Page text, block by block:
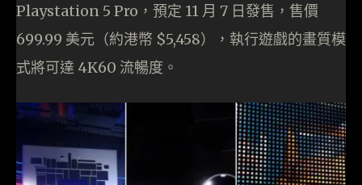
Playstation 5 Pro，預定 11 月 7 日發售，售價
699.99 美元（約港幣 $5,458），執行遊戲的畫質模
式將可達 4K60 流暢度。